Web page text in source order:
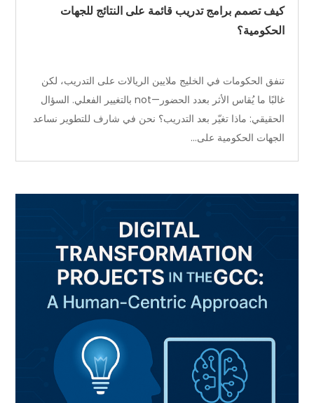
كيف تصمم برامج تدريب قائمة على النتائج للجهات
الحكومية؟
تنفق الحكومات في الخليج ملايين الريالات على التدريب، لكن
غالبًا ما يُقاس الأثر بعدد الحضور—not بالتغيير الفعلي. السؤال
الحقيقي: ماذا تغيّر بعد التدريب؟ نحن في شارف للتطوير نساعد
الجهات الحكومية على...